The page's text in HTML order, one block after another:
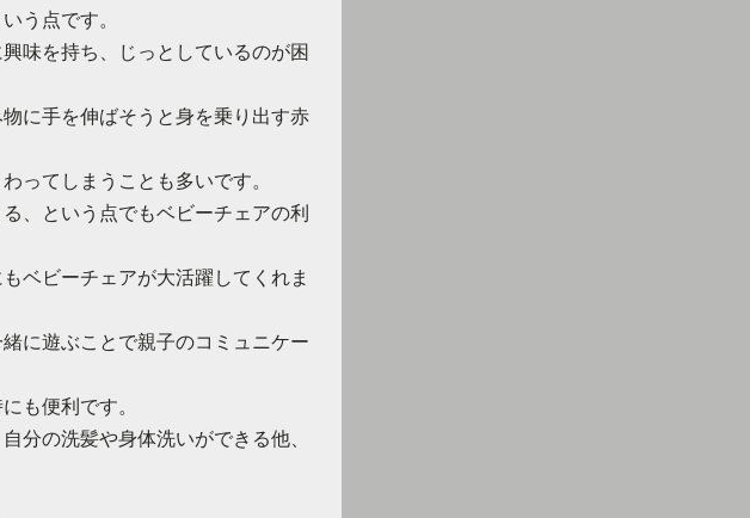
う点です。
味を持ち、じっとしているのが困
に手を伸ばそうと身を乗り出す赤
ってしまうことも多いです。
、という点でもベビーチェアの利
ベビーチェアが大活躍してくれま
に遊ぶことで親子のコミュニケー
も便利です。
分の洗髪や身体洗いができる他、